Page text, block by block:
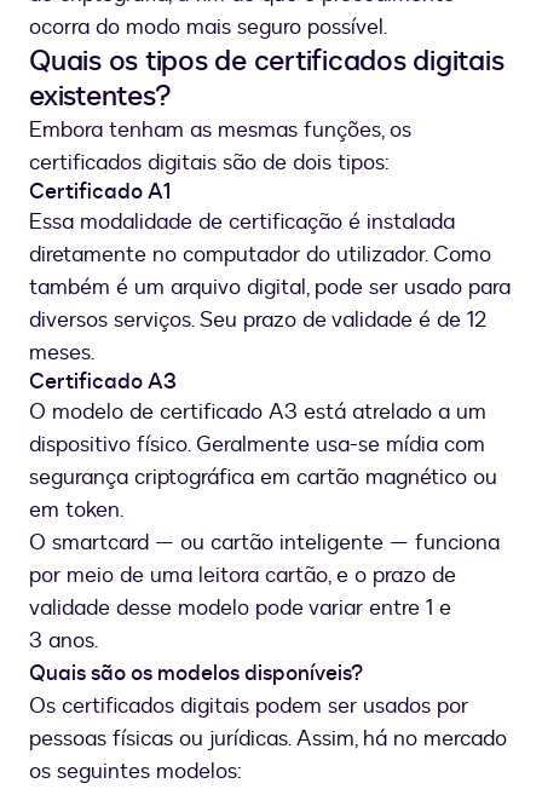
ocorra do modo mais seguro possível.
Quais os tipos de certificados digitais
existentes?
Embora tenham as mesmas funções, os
certificados digitais são de dois tipos:
Certificado A1
Essa modalidade de certificação é instalada
diretamente no computador do utilizador. Como
também é um arquivo digital, pode ser usado para
diversos serviços. Seu prazo de validade é de 12
meses.
Certificado A3
O modelo de certificado A3 está atrelado a um
dispositivo físico. Geralmente usa-se mídia com
segurança criptográfica em cartão magnético ou
em token.
O smartcard — ou cartão inteligente — funciona
por meio de uma leitora cartão, e o prazo de
validade desse modelo pode variar entre 1 e
3 anos.
Quais são os modelos disponíveis?
Os certificados digitais podem ser usados por
pessoas físicas ou jurídicas. Assim, há no mercado
os seguintes modelos: